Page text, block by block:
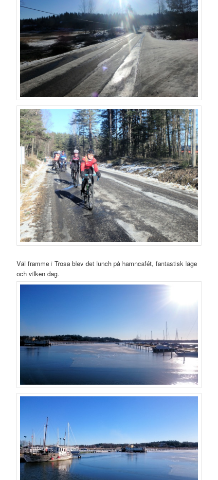
Väl framme i Trosa blev det lunch på hamncafét, fantastisk läge
och vilken dag.